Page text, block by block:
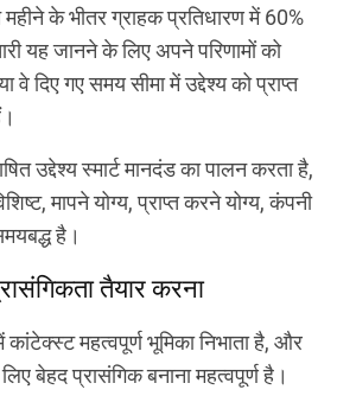
महीने के भीतर ग्राहक प्रतिधारण में 60%
यह जानने के लिए अपने परिणामों को
दिए गए समय सीमा में उद्देश्य को प्राप्त
उद्देश्य स्मार्ट मानदंड का पालन करता है,
मापने योग्य, प्राप्त करने योग्य, कंपनी
है।
तैयार करना
महत्वपूर्ण भूमिका निभाता है, और
बेहद प्रासंगिक बनाना महत्वपूर्ण है।